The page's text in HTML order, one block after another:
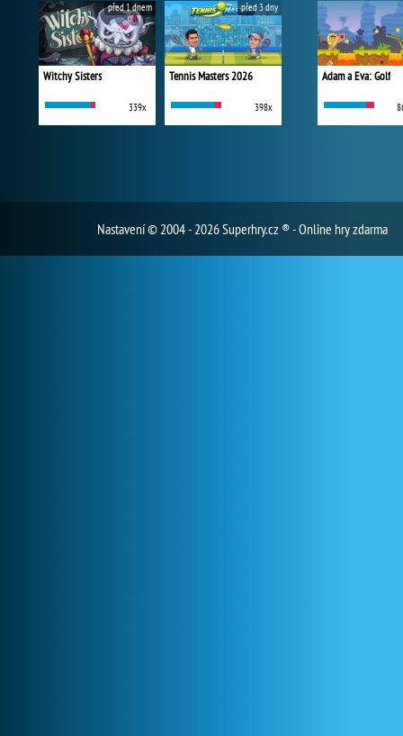
Witchy Sisters
339x
před 1 dnem
Tennis Masters 2026
398x
před 3 dny
Adam a Eva: Golf
Nastavení© 2004 - 2026 Superhry.cz ® - Online hry zdarma